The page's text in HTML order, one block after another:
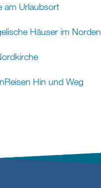
am Urlaubsort
Häuser im Norden
Hin und Weg